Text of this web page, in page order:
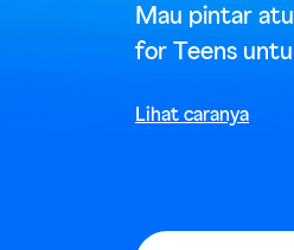
Mau pintar
for Teens
Lihat caranya